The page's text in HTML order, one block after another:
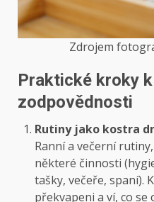
Zdrojem
Praktické kroky
zodpovědnosti
Rutiny jako kostra
Ranní a večerní
některé činnosti
tašky, večeře, spaní).
překvapeni a ví, co se